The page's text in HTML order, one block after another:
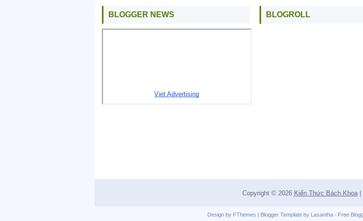
BLOGGER NEWS BLOGROLL
Copyright © 2026 Kiến Thức Bách Khoa|
Design by FThemes | Blogger Template by Lasantha- Free